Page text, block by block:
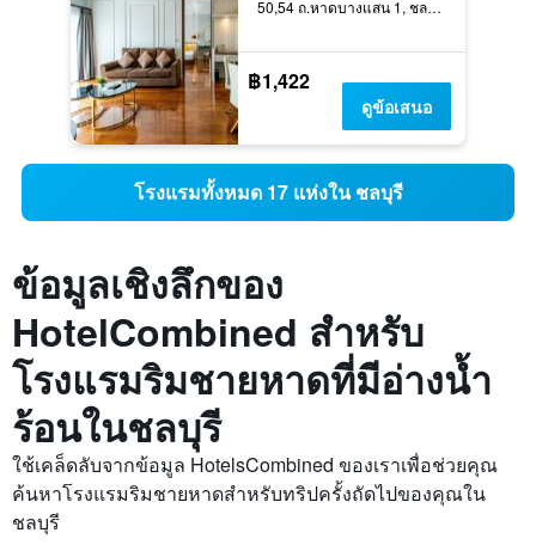
50,54 ถ.หาดบางแสน 1, ชลบุรี, ประเทศไทย
฿1,422
ดูข้อเสนอ
โรงแรมทั้งหมด 17 แห่งใน ชลบุรี
ข้อมูลเชิงลึกของ
HotelCombined สำหรับ
โรงแรมริมชายหาดที่มีอ่างน้ำ
ร้อนในชลบุรี
ใช้เคล็ดลับจากข้อมูล HotelsCombined ของเราเพื่อช่วยคุณ
ค้นหาโรงแรมริมชายหาดสำหรับทริปครั้งถัดไปของคุณใน
ชลบุรี